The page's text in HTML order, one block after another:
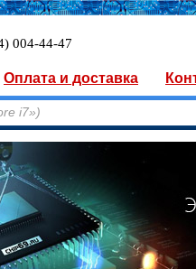
004-44-47
Оплата и доставка